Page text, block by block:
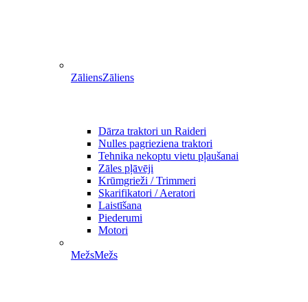
ZāliensZāliens
Dārza traktori un Raideri
Nulles pagrieziena traktori
Tehnika nekoptu vietu pļaušanai
Zāles pļāvēji
Krūmgrieži / Trimmeri
Skarifikatori / Aeratori
Laistīšana
Piederumi
Motori
MežsMežs